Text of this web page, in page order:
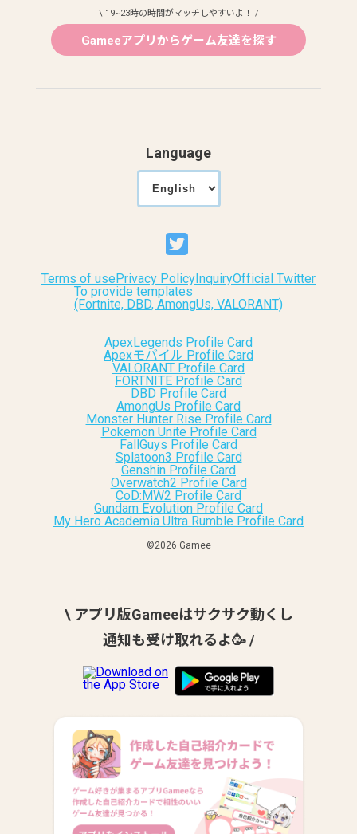
\ 19~23時の時間がマッチしやすいよ！ /
Gameeアプリからゲーム友達を探す
Language
Terms of usePrivacy Policy InquiryOfficial Twitter
To provide templates
(Fortnite, DBD, AmongUs, VALORANT)
ApexLegends Profile Card
Apexモバイル Profile Card
VALORANT Profile Card
FORTNITE Profile Card
DBD Profile Card
AmongUs Profile Card
Monster Hunter Rise Profile Card
Pokemon Unite Profile Card
FallGuys Profile Card
Splatoon3 Profile Card
Genshin Profile Card
Overwatch2 Profile Card
CoD:MW2 Profile Card
Gundam Evolution Profile Card
My Hero Academia Ultra Rumble Profile Card
©︎2026 Gamee
\ アプリ版Gameeはサクサク動くし
通知も受け取れるよ🥳 /